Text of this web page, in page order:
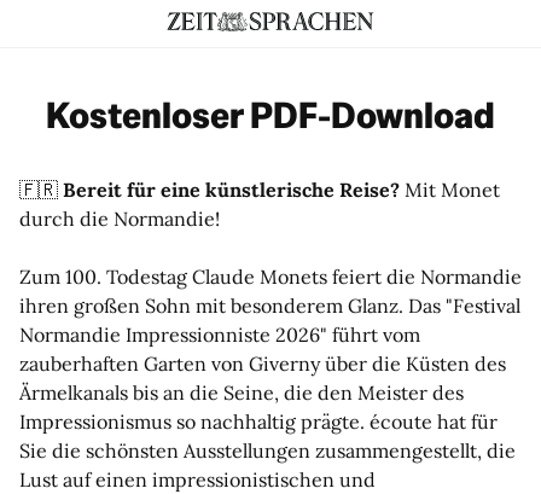
Kostenloser PDF-Download
🇫🇷​ Bereit für eine künstlerische Reise? Mit Monet
durch die Normandie!
Zum 100. Todestag Claude Monets feiert die Normandie
ihren großen Sohn mit besonderem Glanz. Das "Festival
Normandie Impressionniste 2026" führt vom
zauberhaften Garten von Giverny über die Küsten des
Ärmelkanals bis an die Seine, die den Meister des
Impressionismus so nachhaltig prägte. écoute hat für
Sie die schönsten Ausstellungen zusammengestellt, die
Lust auf einen impressionistischen und